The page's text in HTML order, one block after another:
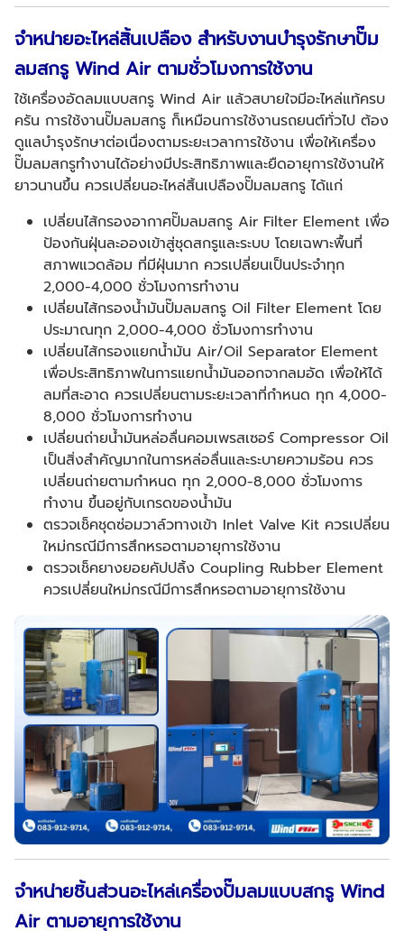
จำหน่ายอะไหล่สิ้นเปลือง สำหรับงานบำรุงรักษาปั๊ม
ลมสกรู Wind Air ตามชั่วโมงการใช้งาน
ใช้เครื่องอัดลมแบบสกรู Wind Air แล้วสบายใจมีอะไหล่แท้ครบ
ครัน การใช้งานปั๊มลมสกรู ก็เหมือนการใช้งานรถยนต์ทั่วไป ต้อง
ดูแลบำรุงรักษาต่อเนื่องตามระยะเวลาการใช้งาน เพื่อให้เครื่อง
ปั๊มลมสกรูทำงานได้อย่างมีประสิทธิภาพและยืดอายุการใช้งานให้
ยาวนานขึ้น ควรเปลี่ยนอะไหล่สิ้นเปลืองปั๊มลมสกรู ได้แก่
เปลี่ยนไส้กรองอากาศปั๊มลมสกรู Air Filter Element เพื่อ
ป้องกันฝุ่นละอองเข้าสู่ชุดสกรูและระบบ โดยเฉพาะพื้นที่
สภาพแวดล้อม ที่มีฝุ่นมาก ควรเปลี่ยนเป็นประจำทุก
2,000-4,000 ชั่วโมงการทำงาน
เปลี่ยนไส้กรองน้ำมันปั๊มลมสกรู Oil Filter Element โดย
ประมาณทุก 2,000-4,000 ชั่วโมงการทำงาน
เปลี่ยนไส้กรองแยกน้ำมัน Air/Oil Separator Element
เพื่อประสิทธิภาพในการแยกน้ำมันออกจากลมอัด เพื่อให้ได้
ลมที่สะอาด ควรเปลี่ยนตามระยะเวลาที่กำหนด ทุก 4,000-
8,000 ชั่วโมงการทำงาน
เปลี่ยนถ่ายน้ำมันหล่อลื่นคอมเพรสเซอร์ Compressor Oil
เป็นสิ่งสำคัญมากในการหล่อลื่นและระบายความร้อน ควร
เปลี่ยนถ่ายตามกำหนด ทุก 2,000-8,000 ชั่วโมงการ
ทำงาน ขึ้นอยู่กับเกรดของน้ำมัน
ตรวจเช็คชุดซ่อมวาล์วทางเข้า Inlet Valve Kit ควรเปลี่ยน
ใหม่กรณีมีการสึกหรอตามอายุการใช้งาน
ตรวจเช็คยางยอยคัปปลิ้ง Coupling Rubber Element
ควรเปลี่ยนใหม่กรณีมีการสึกหรอตามอายุการใช้งาน
จำหน่ายชิ้นส่วนอะไหล่เครื่องปั๊มลมแบบสกรู Wind
Air ตามอายุการใช้งาน